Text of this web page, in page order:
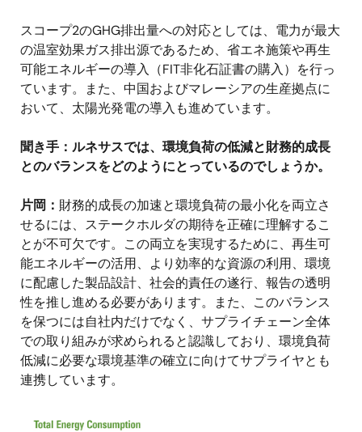
スコープ2のGHG排出量への対応としては、電力が最大
の温室効果ガス排出源であるため、省エネ施策や再生
可能エネルギーの導入（FIT非化石証書の購入）を行っ
ています。また、中国およびマレーシアの生産拠点に
おいて、太陽光発電の導入も進めています。
聞き手：ルネサスでは、環境負荷の低減と財務的成長
とのバランスをどのようにとっているのでしょうか。
片岡： 財務的成長の加速と環境負荷の最小化を両立さ
せるには、ステークホルダの期待を正確に理解するこ
とが不可欠です。この両立を実現するために、再生可
能エネルギーの活用、より効率的な資源の利用、環境
に配慮した製品設計、社会的責任の遂行、報告の透明
性を推し進める必要があります。また、このバランス
を保つには自社内だけでなく、サプライチェーン全体
での取り組みが求められると認識しており、環境負荷
低減に必要な環境基準の確立に向けてサプライヤとも
連携しています。